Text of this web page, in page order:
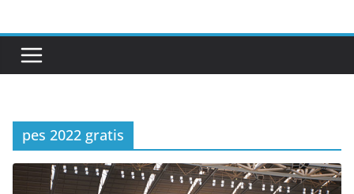
pes 2022 gratis